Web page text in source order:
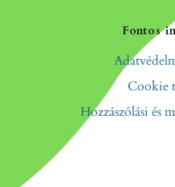
Fontos
Cookie
Hozzászólási és